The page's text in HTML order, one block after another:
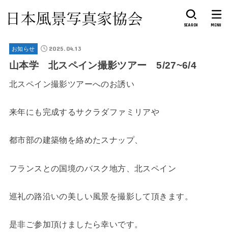
SEARCH MENU
お知らせ 2025.04.13
山本学 北スペイン撮影ツアー 5/27~6/4
北スペイン撮影ツアーへのお誘い
来年にも完成するサクラダファミリアや
都市部の建築物を絡めたスナップ、
フランスとの国境のバスク地方、北スペイン
巡礼の路沿いの美しい風景を撮影して頂きます。
是非ご参加頂けましたら幸いです。